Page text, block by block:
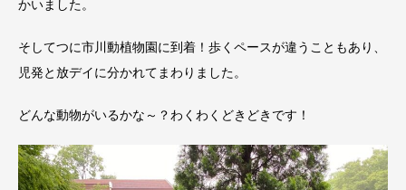
かいました。
そしてつに市川動植物園に到着！歩くペースが違うこともあり、
児発と放デイに分かれてまわりました。
どんな動物がいるかな～？わくわくどきどきです！